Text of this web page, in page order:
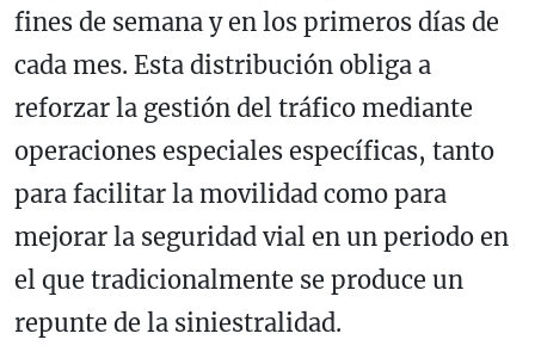
fines de semana y en los primeros días de
cada mes. Esta distribución obliga a
reforzar la gestión del tráfico mediante
operaciones especiales específicas, tanto
para facilitar la movilidad como para
mejorar la seguridad vial en un periodo en
el que tradicionalmente se produce un
repunte de la siniestralidad.